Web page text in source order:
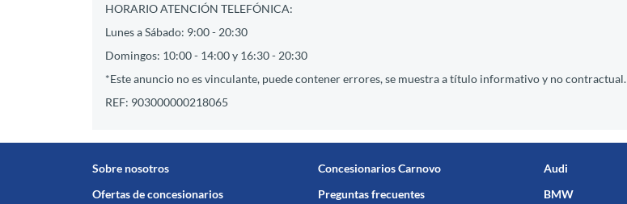
HORARIO ATENCIÓN TELEFÓNICA:
Lunes a Sábado: 9:00 - 20:30
Domingos: 10:00 - 14:00 y 16:30 - 20:30
*Este anuncio no es vinculante, puede contener errores, se muestra a título informativo y no contractual.
REF: 903000000218065
Sobre nosotros
Ofertas de concesionarios
Concesionarios Carnovo
Preguntas frecuentes
Audi
BMW